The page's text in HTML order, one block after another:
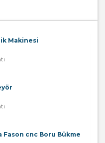
Makinesi
Fason cnc Boru Bükme